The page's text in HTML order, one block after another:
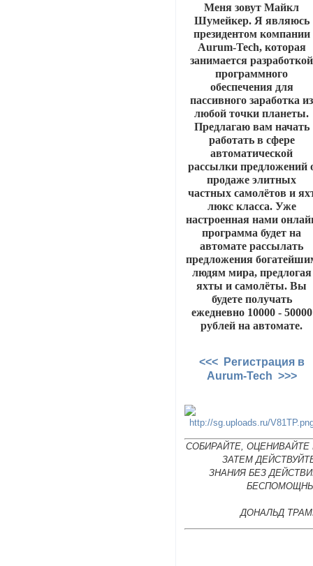
Меня зовут Майкл
Шумейкер. Я являюсь
президентом компании
Aurum-Tech, которая
занимается разработкой
программного
обеспечения для
пассивного заработка из
любой точки планеты.
Предлагаю вам начать
работать в сфере
автоматической
рассылки предложений
продаже элитных
частных самолётов и
люкс класса. Уже
настроенная нами
программа будет на
автомате рассылать
предложения
людям мира, предлогая
яхты и самолёты. Вы
будете получать
ежедневно 10000 - 50000
рублей на автомате.
<<< Регистрация в
Aurum-Tech >>>
СОБИРАЙТЕ, ОЦЕНИВАЙТЕ
ЗАТЕМ
ЗНАНИЯ БЕЗ
ДОНАЛЬД